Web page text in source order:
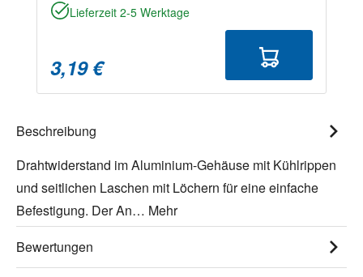
Lieferzeit 2-5 Werktage
3,19 €
Beschreibung
Drahtwiderstand im Aluminium-Gehäuse mit Kühlrippen
und seitlichen Laschen mit Löchern für eine einfache
Befestigung. Der An… Mehr
Bewertungen